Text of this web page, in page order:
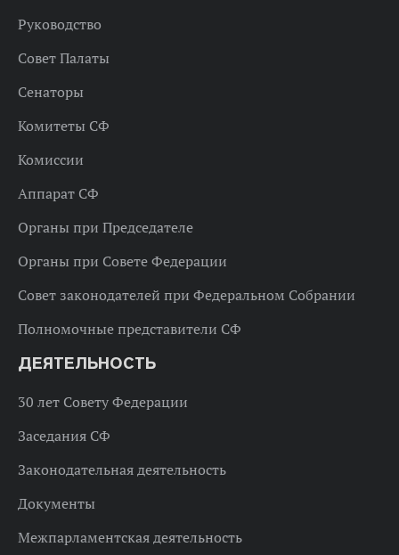
Руководство
Совет Палаты
Сенаторы
Комитеты СФ
Комиссии
Аппарат СФ
Органы при Председателе
Органы при Совете Федерации
Совет законодателей при Федеральном Собрании
Полномочные представители СФ
ДЕЯТЕЛЬНОСТЬ
30 лет Совету Федерации
Заседания СФ
Законодательная деятельность
Документы
Межпарламентская деятельность